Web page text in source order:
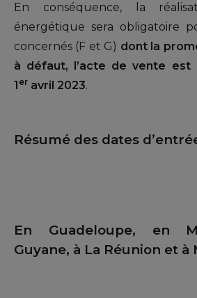
En conséquence, la
énergétique sera obligatoire
concernés (F et G) dont la
à défaut, l’acte de vente est
1 er avril 2023.
Résumé des dates
En Guadeloupe, en
Guyane, à La Réunion et à